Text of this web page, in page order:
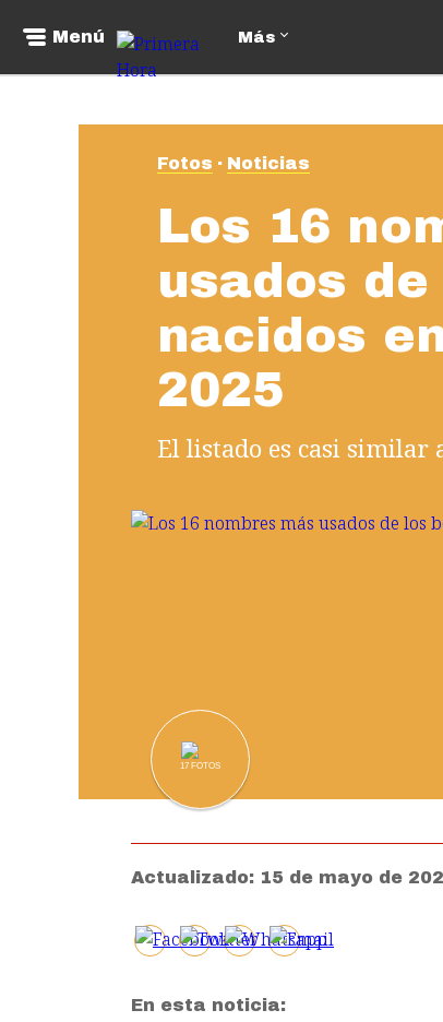
Menú Más
Fotos Noticias
Los 16
usados
nacidos
2025
El listado es casi similar
17 FOTOS
Actualizado: 15 de mayo de
En esta noticia: